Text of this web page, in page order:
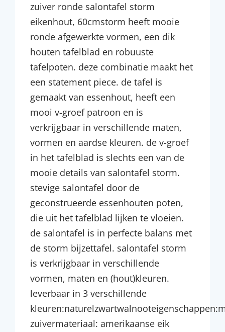
zuiver ronde salontafel storm
eikenhout, 60cmstorm heeft mooie
ronde afgewerkte vormen, een dik
houten tafelblad en robuuste
tafelpoten. deze combinatie maakt het
een statement piece. de tafel is
gemaakt van essenhout, heeft een
mooi v-groef patroon en is
verkrijgbaar in verschillende maten,
vormen en aardse kleuren. de v-groef
in het tafelblad is slechts een van de
mooie details van salontafel storm.
stevige salontafel door de
geconstrueerde essenhouten poten,
die uit het tafelblad lijken te vloeien.
de salontafel is in perfecte balans met
de storm bijzettafel. salontafel storm
is verkrijgbaar in verschillende
vormen, maten en (hout)kleuren.
leverbaar in 3 verschillende
zuivermateriaal: amerikaanse eik